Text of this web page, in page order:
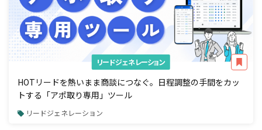
リードジェネレーション
HOTリードを熱いまま商談につなぐ。日程調整の手間をカッ
トする「アポ取り専用」ツール
リードジェネレーション